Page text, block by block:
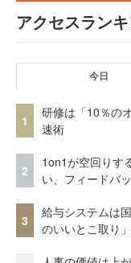
アクセスラン
今日
1
研修は「10％の
速術
2
1on1が空回りす
い、フィードバ
3
給与システムは
のいいとこ取り